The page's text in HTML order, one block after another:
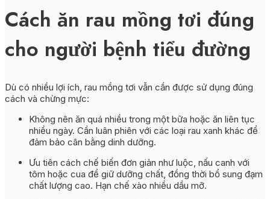
Cách ăn rau mồng tơi đúng
cho người bệnh tiểu đường
Dù có nhiều lợi ích, rau mồng tơi vẫn cần được sử dụng đúng
cách và chừng mực:
Không nên ăn quá nhiều trong một bữa hoặc ăn liên tục
nhiều ngày. Cần luân phiên với các loại rau xanh khác để
đảm bảo cân bằng dinh dưỡng.
Ưu tiên cách chế biến đơn giản như luộc, nấu canh với
tôm hoặc cua để giữ dưỡng chất, đồng thời bổ sung đạm
chất lượng cao. Hạn chế xào nhiều dầu mỡ.